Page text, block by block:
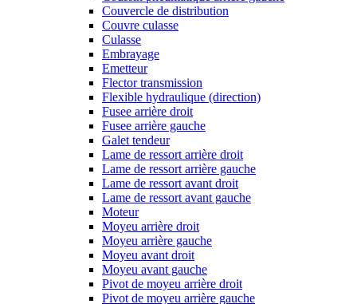
Couvercle de distribution
Couvre culasse
Culasse
Embrayage
Emetteur
Flector transmission
Flexible hydraulique (direction)
Fusee arrière droit
Fusee arrière gauche
Galet tendeur
Lame de ressort arrière droit
Lame de ressort arrière gauche
Lame de ressort avant droit
Lame de ressort avant gauche
Moteur
Moyeu arrière droit
Moyeu arrière gauche
Moyeu avant droit
Moyeu avant gauche
Pivot de moyeu arrière droit
Pivot de moyeu arrière gauche